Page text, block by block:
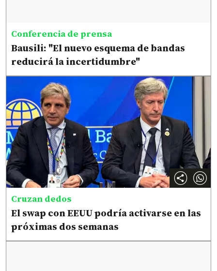
Conferencia de prensa
Bausili: "El nuevo esquema de bandas
reducirá la incertidumbre"
Cruzan dedos
El swap con EEUU podría activarse en las
próximas dos semanas